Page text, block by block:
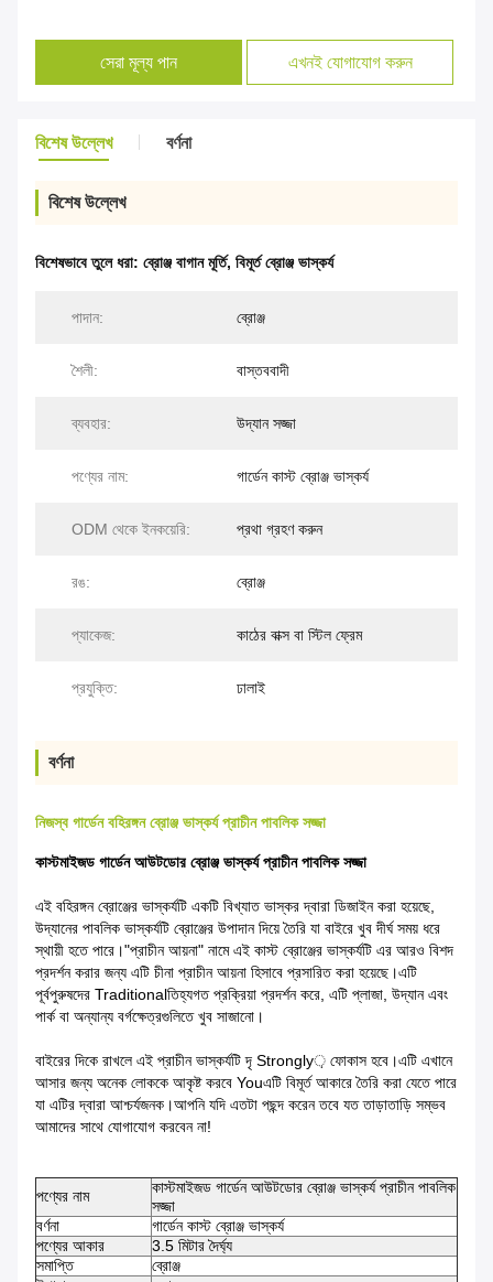
সেরা মূল্য পান এখনই যোগাযোগ করুন
বিশেষ উল্লেখ বর্ণনা
বিশেষ উল্লেখ
বিশেষভাবে তুলে ধরা: ব্রোঞ্জ বাগান মূর্তি, বিমূর্ত ব্রোঞ্জ ভাস্কর্য
পাদান: ব্রোঞ্জ
শৈলী: বাস্তববাদী
ব্যবহার: উদ্যান সজ্জা
পণ্যের নাম: গার্ডেন কাস্ট ব্রোঞ্জ ভাস্কর্য
ODM থেকে ইনকয়েরি: প্রথা গ্রহণ করুন
রঙ: ব্রোঞ্জ
প্যাকেজ: কাঠের বাক্স বা স্টিল ফ্রেম
প্রযুক্তি: ঢালাই
বর্ণনা
নিজস্ব গার্ডেন বহিরঙ্গন ব্রোঞ্জ ভাস্কর্য প্রাচীন পাবলিক সজ্জা
কাস্টমাইজড গার্ডেন আউটডোর ব্রোঞ্জ ভাস্কর্য প্রাচীন পাবলিক সজ্জা
এই বহিরঙ্গন ব্রোঞ্জের ভাস্কর্যটি একটি বিখ্যাত ভাস্কর দ্বারা ডিজাইন করা হয়েছে,
উদ্যানের পাবলিক ভাস্কর্যটি ব্রোঞ্জের উপাদান দিয়ে তৈরি যা বাইরে খুব দীর্ঘ সময় ধরে
স্থায়ী হতে পারে।"প্রাচীন আয়না" নামে এই কাস্ট ব্রোঞ্জের ভাস্কর্যটি এর আরও বিশদ
প্রদর্শন করার জন্য এটি চীনা প্রাচীন আয়না হিসাবে প্রসারিত করা হয়েছে।এটি
পূর্বপুরুষদের Traditionalতিহ্যগত প্রক্রিয়া প্রদর্শন করে, এটি প্লাজা, উদ্যান এবং
পার্ক বা অন্যান্য বর্গক্ষেত্রগুলিতে খুব সাজানো।
বাইরের দিকে রাখলে এই প্রাচীন ভাস্কর্যটি দৃ Strongly় ফোকাস হবে।এটি এখানে
আসার জন্য অনেক লোককে আকৃষ্ট করবে Youএটি বিমূর্ত আকারে তৈরি করা যেতে পারে
যা এটির দ্বারা আশ্চর্যজনক।আপনি যদি এতটা পছন্দ করেন তবে যত তাড়াতাড়ি সম্ভব
আমাদের সাথে যোগাযোগ করবেন না!
পণ্যের নাম
কাস্টমাইজড গার্ডেন আউটডোর ব্রোঞ্জ ভাস্কর্য প্রাচীন পাবলিক
সজ্জা
বর্ণনা
গার্ডেন কাস্ট ব্রোঞ্জ ভাস্কর্য
পণ্যের আকার
3.5 মিটার দৈর্ঘ্য
সমাপ্তি
ব্রোঞ্জ